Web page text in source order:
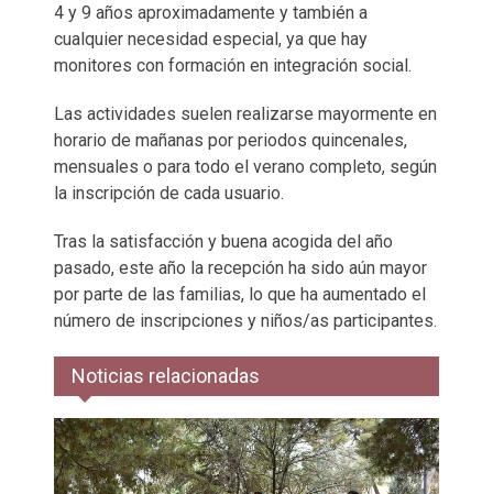
4 y 9 años aproximadamente y también a
cualquier necesidad especial, ya que hay
monitores con formación en integración social.
Las actividades suelen realizarse mayormente en
horario de mañanas por periodos quincenales,
mensuales o para todo el verano completo, según
la inscripción de cada usuario.
Tras la satisfacción y buena acogida del año
pasado, este año la recepción ha sido aún mayor
por parte de las familias, lo que ha aumentado el
número de inscripciones y niños/as participantes.
Noticias relacionadas